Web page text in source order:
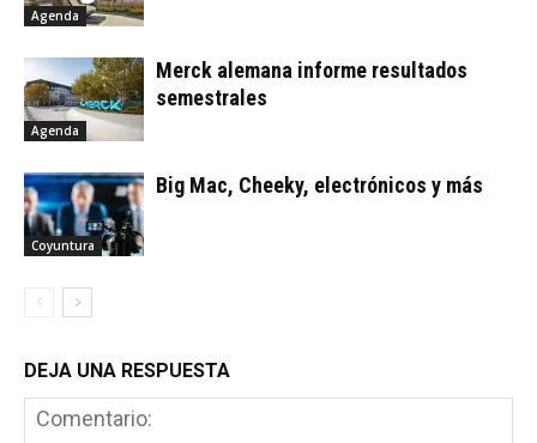
Agenda
Agenda
Merck alemana informe resultados
semestrales
Coyuntura
Big Mac, Cheeky, electrónicos y más
DEJA UNA RESPUESTA